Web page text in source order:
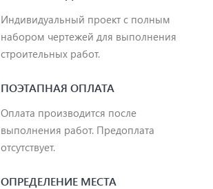
Индивидуальный проект с полным
набором чертежей для выполнения
строительных работ.
ПОЭТАПНАЯ ОПЛАТА
Оплата производится после
выполнения работ. Предоплата
отсутствует.
ОПРЕДЕЛЕНИЕ МЕСТА